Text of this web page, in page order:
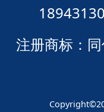
注册商标：